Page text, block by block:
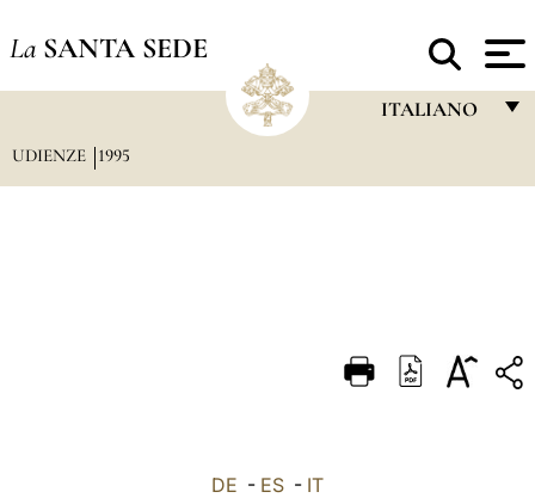
La SANTA SEDE
ITALIANO
DEUTSCH
UDIENZE 1995
DE - ES - IT